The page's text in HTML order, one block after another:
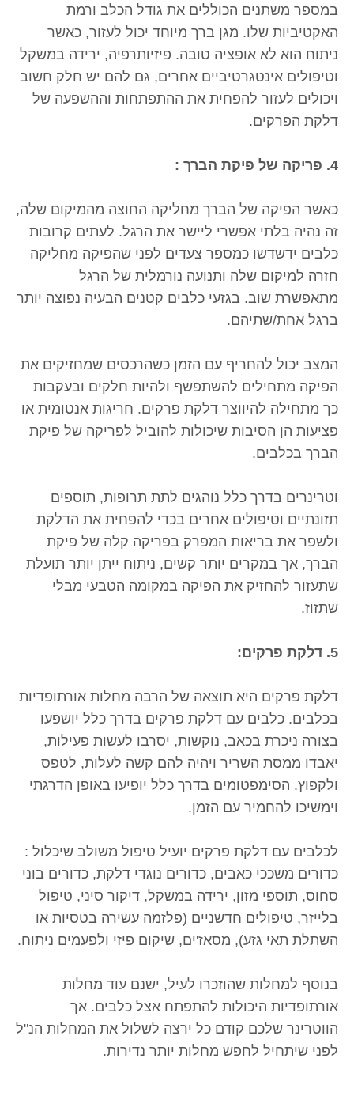
במספר משתנים הכוללים את גודל הכלב ורמת
האקטיביות שלו. מגן ברך מיוחד יכול לעזור, כאשר
ניתוח הוא לא אופציה טובה. פיזיותרפיה, ירידה במשקל
וטיפולים אינטגרטיביים אחרים, גם להם יש חלק חשוב
ויכולים לעזור להפחית את ההתפתחות וההשפעה של
דלקת הפרקים.
4. פריקה של פיקת הברך :
כאשר הפיקה של הברך מחליקה החוצה מהמיקום שלה,
זה נהיה בלתי אפשרי ליישר את הרגל. לעתים קרובות
כלבים ידשדשו כמספר צעדים לפני שהפיקה מחליקה
חזרה למיקום שלה ותנועה נורמלית של הרגל
מתאפשרת שוב. בגזעי כלבים קטנים הבעיה נפוצה יותר
ברגל אחת/שתיהם.
המצב יכול להחריף עם הזמן כשהרכסים שמחזיקים את
הפיקה מתחילים להשתפשף ולהיות חלקים ובעקבות
כך מתחילה להיווצר דלקת פרקים. חריגות אנטומית או
פציעות הן הסיבות שיכולות להוביל לפריקה של פיקת
הברך בכלבים.
וטרינרים בדרך כלל נוהגים לתת תרופות, תוספים
תזונתיים וטיפולים אחרים בכדי להפחית את הדלקת
ולשפר את בריאות המפרק בפריקה קלה של פיקת
הברך, אך במקרים יותר קשים, ניתוח ייתן יותר תועלת
שתעזור להחזיק את הפיקה במקומה הטבעי מבלי
שתזוז.
5. דלקת פרקים:
דלקת פרקים היא תוצאה של הרבה מחלות אורתופדיות
בכלבים. כלבים עם דלקת פרקים בדרך כלל יושפעו
בצורה ניכרת בכאב, נוקשות, יסרבו לעשות פעילות,
יאבדו ממסת השריר ויהיה להם קשה לעלות, לטפס
ולקפוץ. הסימפטומים בדרך כלל יופיעו באופן הדרגתי
וימשיכו להחמיר עם הזמן.
לכלבים עם דלקת פרקים יועיל טיפול משולב שיכלול :
כדורים משככי כאבים, כדורים נוגדי דלקת, כדורים בוני
סחוס, תוספי מזון, ירידה במשקל, דיקור סיני, טיפול
בלייזר, טיפולים חדשניים (פלזמה עשירה בטסיות או
השתלת תאי גזע), מסאז'ים, שיקום פיזי ולפעמים ניתוח.
בנוסף למחלות שהוזכרו לעיל, ישנם עוד מחלות
אורתופדיות היכולות להתפתח אצל כלבים. אך
הווטרינר שלכם קודם כל ירצה לשלול את המחלות הנ"ל
לפני שיתחיל לחפש מחלות יותר נדירות.